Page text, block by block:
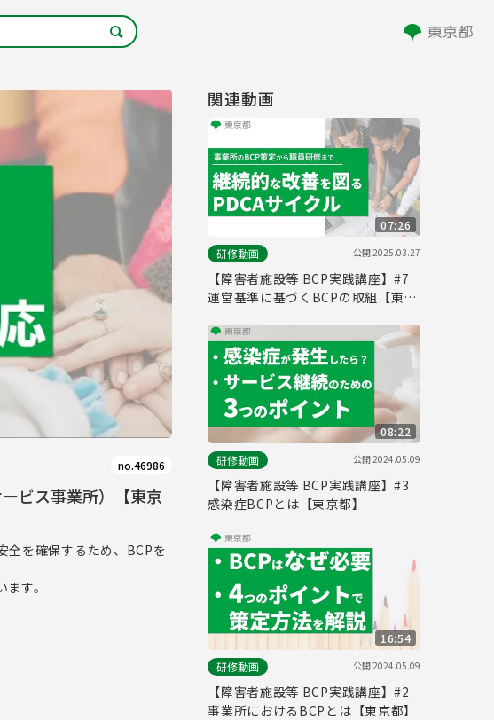
no.46986
ビス事業所）【東京
全を確保するため、BCPを
す。
関連動画
07:26
研修動画
公開2025.03.27
【障害者施設等 BCP実践講座】#7
運営基準に基づくBCPの取組【東京
08:22
研修動画
公開2024.05.09
【障害者施設等 BCP実践講座】#3
感染症BCPとは【東京都】
16:54
研修動画
公開2024.05.09
【障害者施設等 BCP実践講座】#2
事業所におけるBCPとは【東京都】